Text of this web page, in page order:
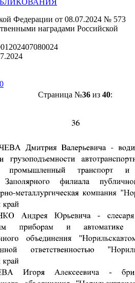
Федерации от 08.07.2024 № 573
наградами Российской
Страница №36из 40: